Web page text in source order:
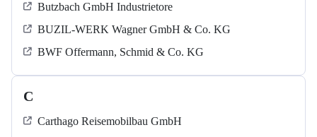
Butzbach GmbH Industrietore
BUZIL-WERK Wagner GmbH & Co. KG
BWF Offermann, Schmid & Co. KG
C
Carthago Reisemobilbau GmbH